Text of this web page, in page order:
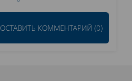
ОСТАВИТЬ КОММЕНТАРИЙ (0)